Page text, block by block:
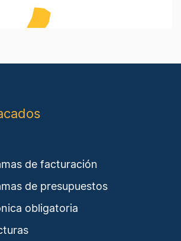
de facturación
de presupuestos
obligatoria